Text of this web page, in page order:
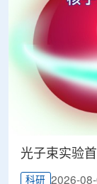
光子束实验
科研 2026-